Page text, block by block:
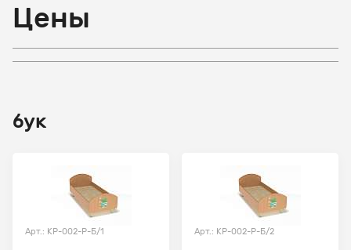
Цены
бук
Арт.: КР-002-Р-Б/1 Арт.: КР-002-Р-Б/2